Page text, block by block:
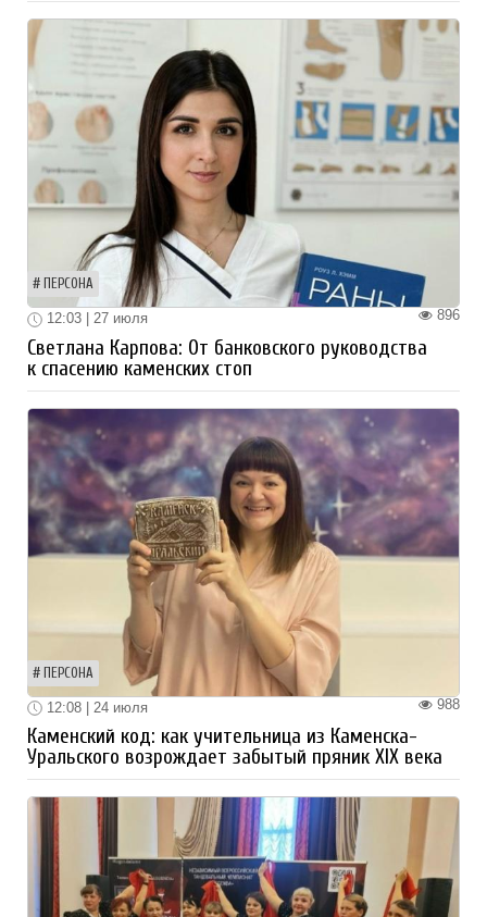
ПЕРСОНА
896
12:03 | 27 июля
Светлана Карпова: От банковского руководства
к спасению каменских стоп
ПЕРСОНА
988
12:08 | 24 июля
Каменский код: как учительница из Каменска-
Уральского возрождает забытый пряник XIX века